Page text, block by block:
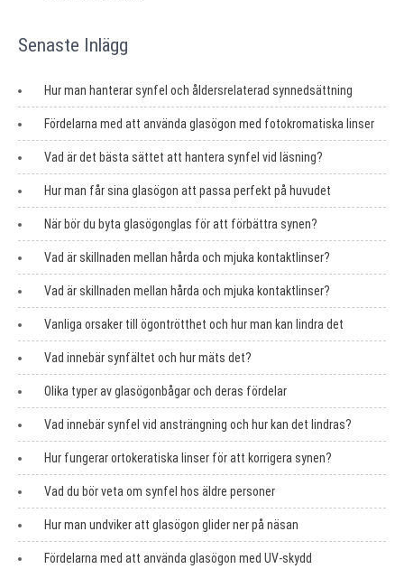
Senaste Inlägg
Hur man hanterar synfel och åldersrelaterad synnedsättning
Fördelarna med att använda glasögon med fotokromatiska linser
Vad är det bästa sättet att hantera synfel vid läsning?
Hur man får sina glasögon att passa perfekt på huvudet
När bör du byta glasögonglas för att förbättra synen?
Vad är skillnaden mellan hårda och mjuka kontaktlinser?
Vad är skillnaden mellan hårda och mjuka kontaktlinser?
Vanliga orsaker till ögontrötthet och hur man kan lindra det
Vad innebär synfältet och hur mäts det?
Olika typer av glasögonbågar och deras fördelar
Vad innebär synfel vid ansträngning och hur kan det lindras?
Hur fungerar ortokeratiska linser för att korrigera synen?
Vad du bör veta om synfel hos äldre personer
Hur man undviker att glasögon glider ner på näsan
Fördelarna med att använda glasögon med UV-skydd